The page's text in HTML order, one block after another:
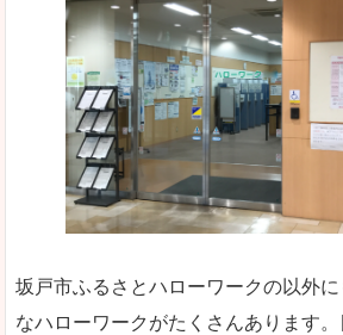
坂戸市ふるさとハローワークの以外
なハローワークがたくさんあります